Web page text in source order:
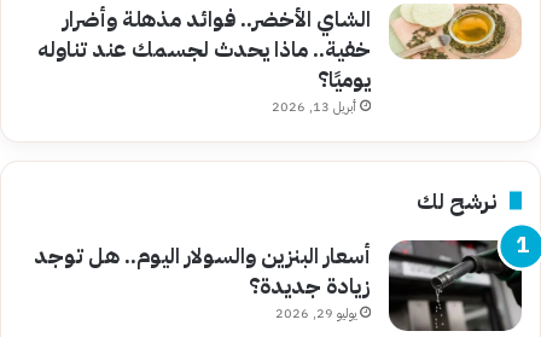
الشاي الأخضر.. فوائد مذهلة وأضرار
خفية.. ماذا يحدث لجسمك عند تناوله
يوميًا؟
أبريل 13, 2026
نرشح لك
أسعار البنزين والسولار اليوم.. هل توجد
زيادة جديدة؟
يوليو 29, 2026